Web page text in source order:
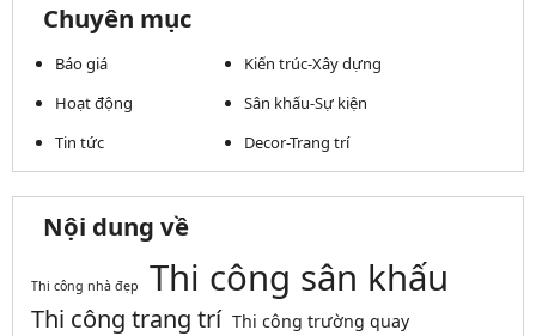
Chuyên mục
Báo giá
Hoạt động
Tin tức
Kiến trúc-Xây dựng
Sân khấu-Sự kiện
Decor-Trang trí
Nội dung về
Thi công nhà đẹp Thi công sân khấu
Thi công trang trí Thi công trường quay